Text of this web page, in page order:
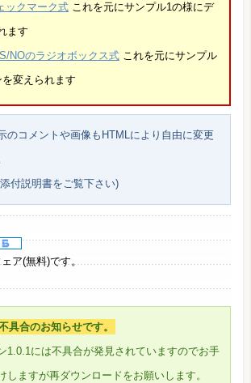
ックマーク式これを元にサンプル1の様にデ
ます
NOのラジオボックス式これを元にサンプル
変えられます
のコメントや画像もHTMLにより自由に変更
付説明書をご覧下さい)
ア(無料)です。
具合のお知らせです。
1.0.1には不具合が発見されていますのでお手
しますが再ダウンロードをお願いします。